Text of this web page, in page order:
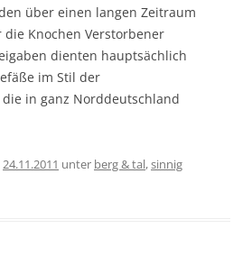
über einen langen Zeitraum
Knochen Verstorbener
dienten hauptsächlich
im Stil der
in ganz Norddeutschland
24.11.2011 unter berg & tal,sinnig